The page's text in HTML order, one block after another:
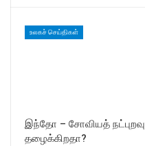
உலகச் செய்திகள்
இந்தோ – சோவியத் நட்புறவு
தழைக்கிறதா?